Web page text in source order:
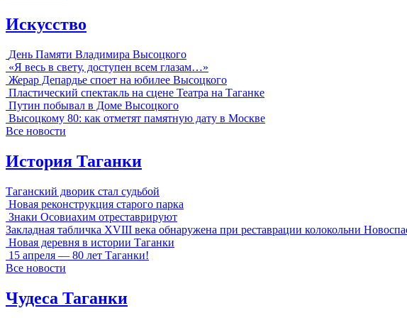
Искусство
День Памяти Владимира Высоцкого
«Я весь в свету, доступен всем глазам…»
Жерар Депардье споет на юбилее Высоцкого
Пластический спектакль на сцене Театра на Таганке
Путин побывал в Доме Высоцкого
Высоцкому 80: как отметят памятную дату в Москве
Все новости
История Таганки
Таганский дворик стал судьбой
Новая реконструкция старого парка
Знаки Осовиахим отреставрируют
Закладная табличка XVIII века обнаружена при реставрации колокольни
Новая деревня в истории Таганки
15 апреля — 80 лет Таганки!
Все новости
Чудеса Таганки